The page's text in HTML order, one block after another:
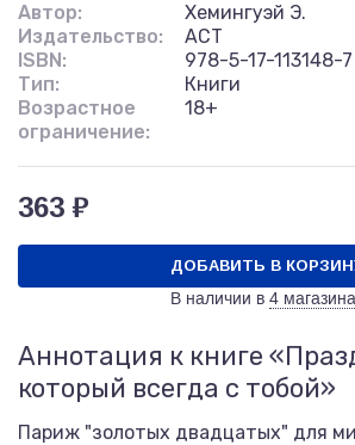
Автор:
Хемингуэй Э.
Издательство:
АСТ
ISBN:
978-5-17-113148-7
Тип:
Книги
Возрастное
ограничение:
18+
363 ₽
ДОБАВИТЬ В
В наличии в 4
Аннотация к книге
который всегда с тобой»
Париж "золотых двадцатых" для